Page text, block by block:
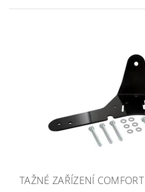
TAŽNÉ ZAŘÍZENÍ COMFORT